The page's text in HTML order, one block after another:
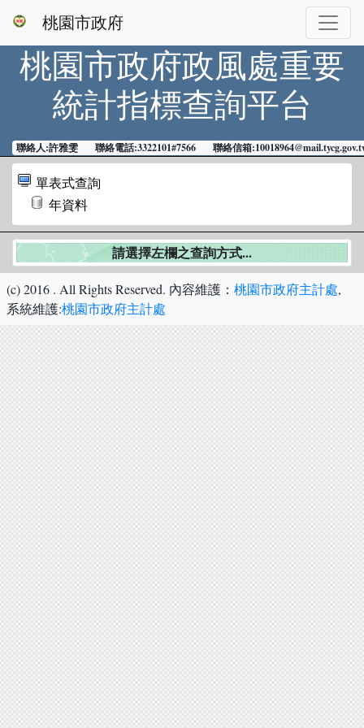
桃園市政府
桃園市政府政風處重要
統計指標查詢平台
聯絡人:許雅雯 聯絡電話:3322101#7566 聯絡信箱
單表式查詢
年資料
請選擇左欄之查詢方式...
(c) 2016 . All Rights Reserved. 內容維護： 桃園市政府主計處,
系統維護:桃園市政府主計處